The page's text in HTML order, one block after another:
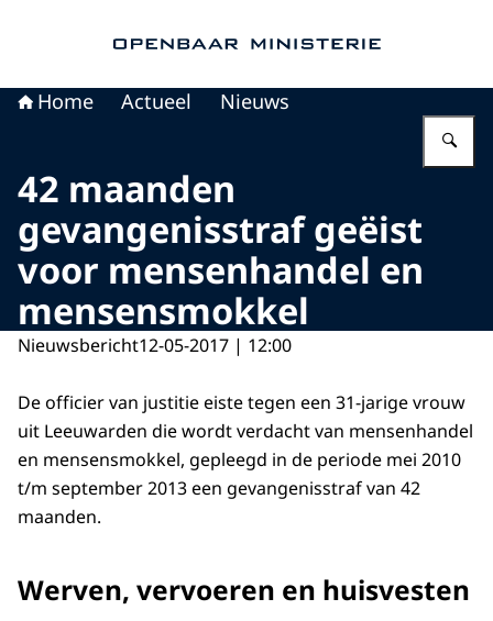
Home Actueel Nieuws
42 maanden
gevangenisstraf geëist
voor mensenhandel en
mensensmokkel
Nieuwsbericht12-05-2017 | 12:00
De officier van justitie eiste tegen een 31-jarige vrouw
uit Leeuwarden die wordt verdacht van mensenhandel
en mensensmokkel, gepleegd in de periode mei 2010
t/m september 2013 een gevangenisstraf van 42
maanden.
Werven, vervoeren en huisvesten